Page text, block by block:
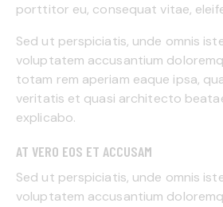
porttitor eu, consequat vitae,
Sed ut perspiciatis, unde omnis
voluptatem accusantium
totam rem aperiam eaque ipsa,
veritatis et quasi architecto
explicabo.
AT VERO EOS ET ACCUSAM
Sed ut perspiciatis, unde omnis
voluptatem accusantium